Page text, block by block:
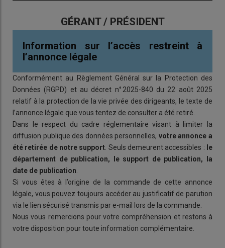
GÉRANT / PRÉSIDENT
Information sur l’accès restreint à
l’annonce légale
Conformément au Règlement Général sur la Protection des
Données (RGPD) et au décret n° 2025-840 du 22 août 2025
relatif à la protection de la vie privée des dirigeants, le texte de
l’annonce légale que vous tentez de consulter a été retiré.
Dans le respect du cadre réglementaire visant à limiter la
diffusion publique des données personnelles, votre annonce a
été retirée de notre support. Seuls demeurent accessibles : le
département de publication, le support de publication, la
date de publication.
Si vous êtes à l’origine de la commande de cette annonce
légale, vous pouvez toujours accéder au justificatif de parution
via le lien sécurisé transmis par e-mail lors de la commande.
Nous vous remercions pour votre compréhension et restons à
votre disposition pour toute information complémentaire.